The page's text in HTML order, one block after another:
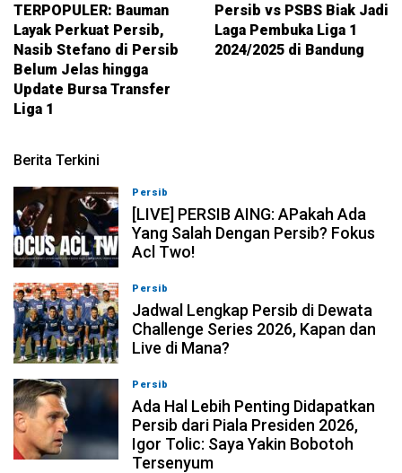
TERPOPULER: Bauman
Layak Perkuat Persib,
Nasib Stefano di Persib
Belum Jelas hingga
Update Bursa Transfer
Liga 1
Persib vs PSBS Biak Jadi
Laga Pembuka Liga 1
2024/2025 di Bandung
Berita Terkini
Persib
[LIVE] PERSIB AING: APakah Ada
Yang Salah Dengan Persib? Fokus
Acl Two!
Persib
Jadwal Lengkap Persib di Dewata
Challenge Series 2026, Kapan dan
Live di Mana?
Persib
Ada Hal Lebih Penting Didapatkan
Persib dari Piala Presiden 2026,
Igor Tolic: Saya Yakin Bobotoh
Tersenyum